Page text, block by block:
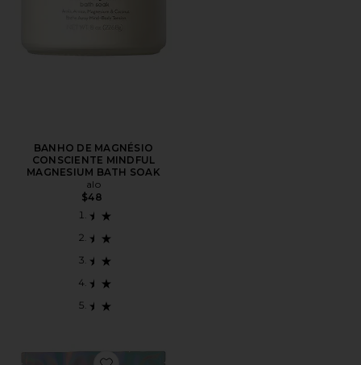
BANHO DE MAGNÉSIO
CONSCIENTE MINDFUL
MAGNESIUM BATH SOAK
alo
$48